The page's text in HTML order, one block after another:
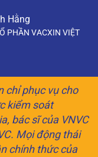
Hằng
PHẦN VACXIN VIỆT
chỉ phục vụ cho
kiểm soát
bác sĩ của VNVC
Mọi động thái
chính thức của